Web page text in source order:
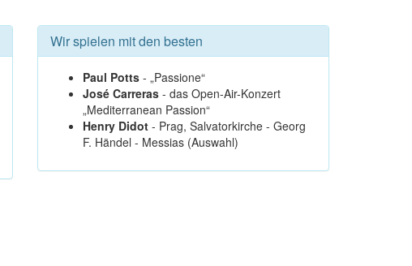
Wir spielen mit den besten
Paul Potts - „Passione“
José Carreras - das Open-Air-Konzert
„Mediterranean Passion“
Henry Didot - Prag, Salvatorkirche - Georg
F. Händel - Messias (Auswahl)